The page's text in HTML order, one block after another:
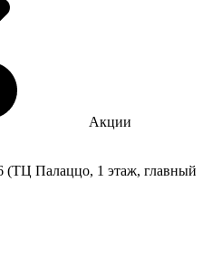
Акции
(ТЦ Палаццо, 1 этаж, главный